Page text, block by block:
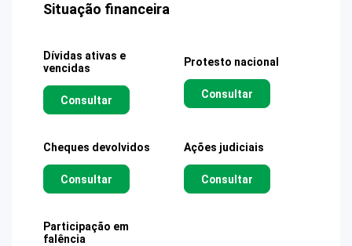
Situação financeira
Dívidas ativas e
vencidas
Consultar
Protesto nacional
Consultar
Cheques devolvidos
Consultar
Ações judiciais
Consultar
Participação em
falência